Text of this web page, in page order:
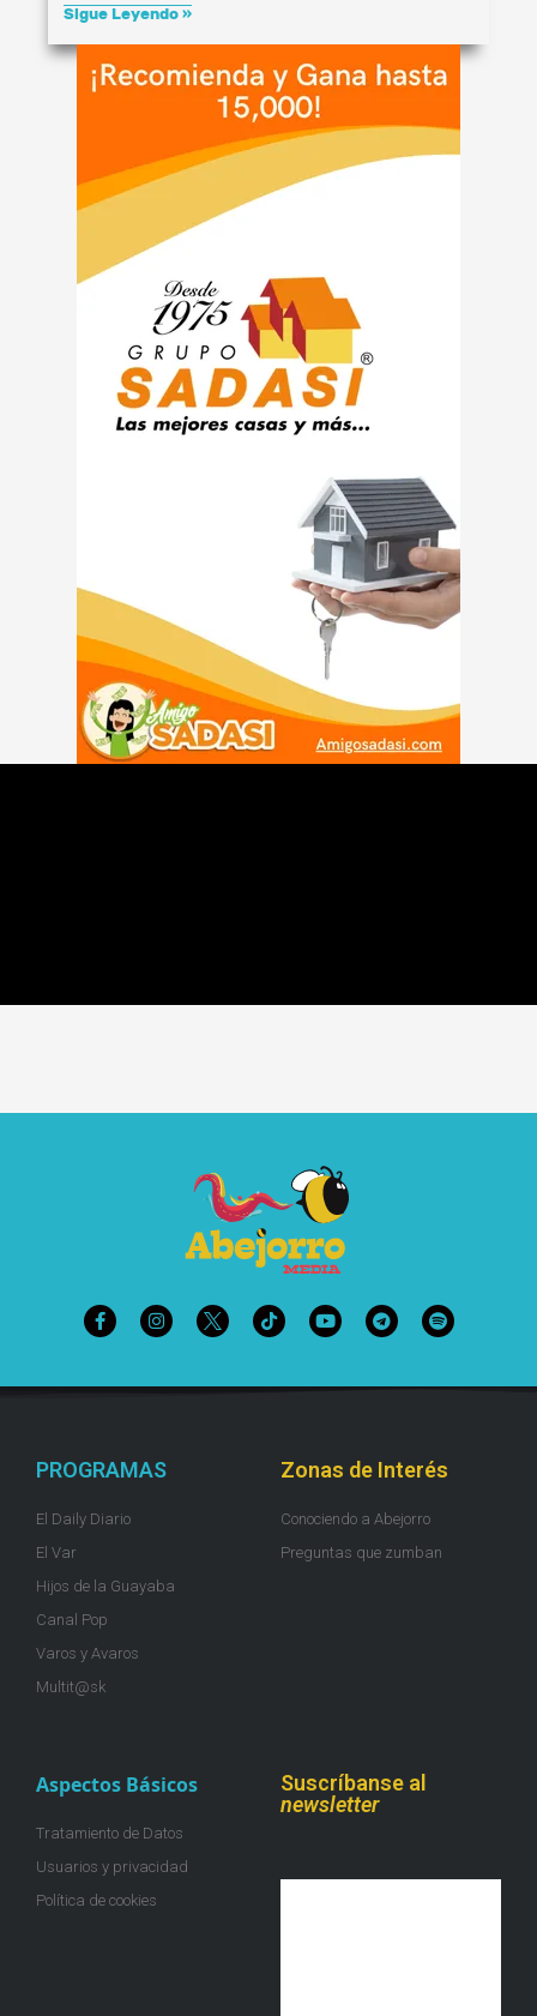
Sigue Leyendo »
PROGRAMAS
El Daily Diario
El Var
Hijos de la Guayaba
Canal Pop
Varos y Avaros
Multit@sk
Zonas de Interés
Conociendo a Abejorro
Preguntas que zumban
Aspectos Básicos
Tratamiento de Datos
Usuarios y privacidad
Política de cookies
Suscríbanse al
newsletter